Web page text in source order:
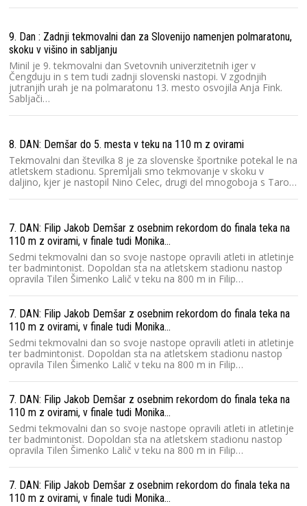
9. Dan : Zadnji tekmovalni dan za Slovenijo namenjen polmaratonu,
skoku v višino in sabljanju
Minil je 9. tekmovalni dan Svetovnih univerzitetnih iger v
Čengduju in s tem tudi zadnji slovenski nastopi. V zgodnjih
jutranjih urah je na polmaratonu 13. mesto osvojila Anja Fink.
Sabljači…
8. DAN: Demšar do 5. mesta v teku na 110 m z ovirami
Tekmovalni dan številka 8 je za slovenske športnike potekal le na
atletskem stadionu. Spremljali smo tekmovanje v skoku v
daljino, kjer je nastopil Nino Celec, drugi del mnogoboja s Taro…
7. DAN: Filip Jakob Demšar z osebnim rekordom do finala teka na
110 m z ovirami, v finale tudi Monika…
Sedmi tekmovalni dan so svoje nastope opravili atleti in atletinje
ter badmintonist. Dopoldan sta na atletskem stadionu nastop
opravila Tilen Šimenko Lalič v teku na 800 m in Filip…
7. DAN: Filip Jakob Demšar z osebnim rekordom do finala teka na
110 m z ovirami, v finale tudi Monika…
Sedmi tekmovalni dan so svoje nastope opravili atleti in atletinje
ter badmintonist. Dopoldan sta na atletskem stadionu nastop
opravila Tilen Šimenko Lalič v teku na 800 m in Filip…
7. DAN: Filip Jakob Demšar z osebnim rekordom do finala teka na
110 m z ovirami, v finale tudi Monika…
Sedmi tekmovalni dan so svoje nastope opravili atleti in atletinje
ter badmintonist. Dopoldan sta na atletskem stadionu nastop
opravila Tilen Šimenko Lalič v teku na 800 m in Filip…
7. DAN: Filip Jakob Demšar z osebnim rekordom do finala teka na
110 m z ovirami, v finale tudi Monika…